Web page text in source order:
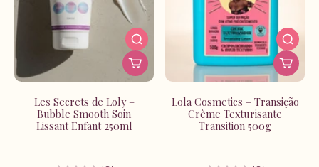
Les Secrets de Loly –
Bubble Smooth Soin
Lissant Enfant 250ml
Lola Cosmetics – Transição
Crème Texturisante
Transition 500g